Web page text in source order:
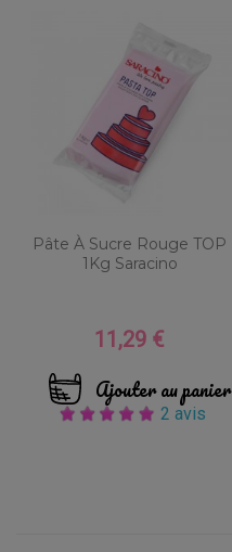
Pâte À Sucre Rouge TOP
1Kg Saracino
Prix
11,29 €
Ajouter au panier
2 avis